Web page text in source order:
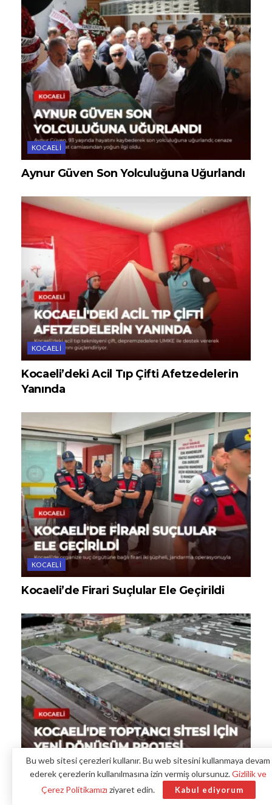
KOCAELI
Aynur Güven Son Yolculuğuna Uğurlandı
KOCAELI
Kocaeli’deki Acil Tıp Çifti Afetzedelerin
Yanında
KOCAELI
Kocaeli’de Firari Suçlular Ele Geçirildi
KOCAELI
Kocaeli’de Toptancı Sitesi İçin Yeni
Bu web sitesi çerezleri kullanır. Bu web sitesini kullanmaya devam
ederek çerezlerin kullanılmasına izin vermiş olursunuz.Gizlilik ve
Çerez Politikamızı ziyaret edin. Kabul ediyorum